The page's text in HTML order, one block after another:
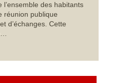
l’ensemble des habitants
réunion publique
d’échanges. Cette